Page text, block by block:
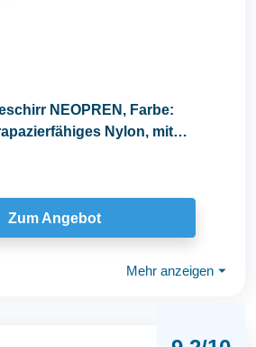
NEOPREN, Farbe:
Nylon, mit
Zum Angebot
Mehr anzeigen ⏷